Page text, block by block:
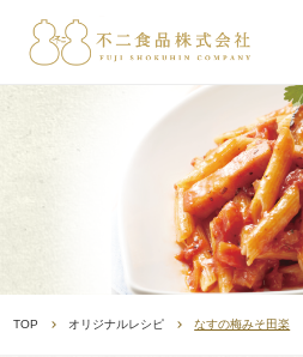
TOP オリジナルレシピ なすの梅みそ田楽